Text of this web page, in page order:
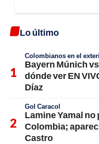
Lo último
Colombianos en el
Bayern Múnich
dónde ver EN
Díaz
Gol Caracol
Lamine Yamal
Colombia;
Castro